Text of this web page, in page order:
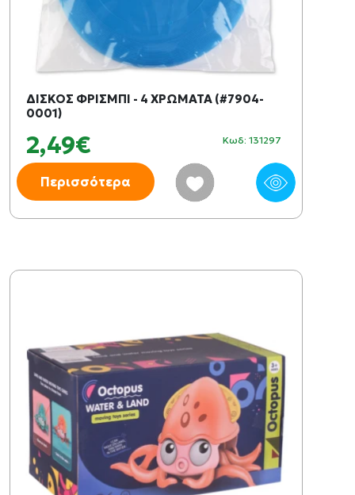
ΔΙΣΚΟΣ ΦΡΙΣΜΠΙ - 4 ΧΡΩΜΑΤΑ (#7904-
0001)
2,49€ Κωδ: 131297
Περισσότερα